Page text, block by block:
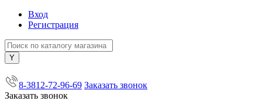
Вход
Регистрация
8-3812-72-96-69 Заказать звонок
Заказать звонок